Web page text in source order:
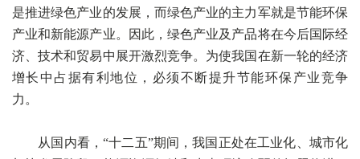
是推进绿色产业的发展，而绿色产业的主力军就是节能环保
产业和新能源产业。因此，绿色产业及产品将在今后国际经
济、技术和贸易中展开激烈竞争。为使我国在新一轮的经济
增长中占据有利地位，必须不断提升节能环保产业竞争
力。
从国内看，“十二五”期间，我国正处在工业化、城市化